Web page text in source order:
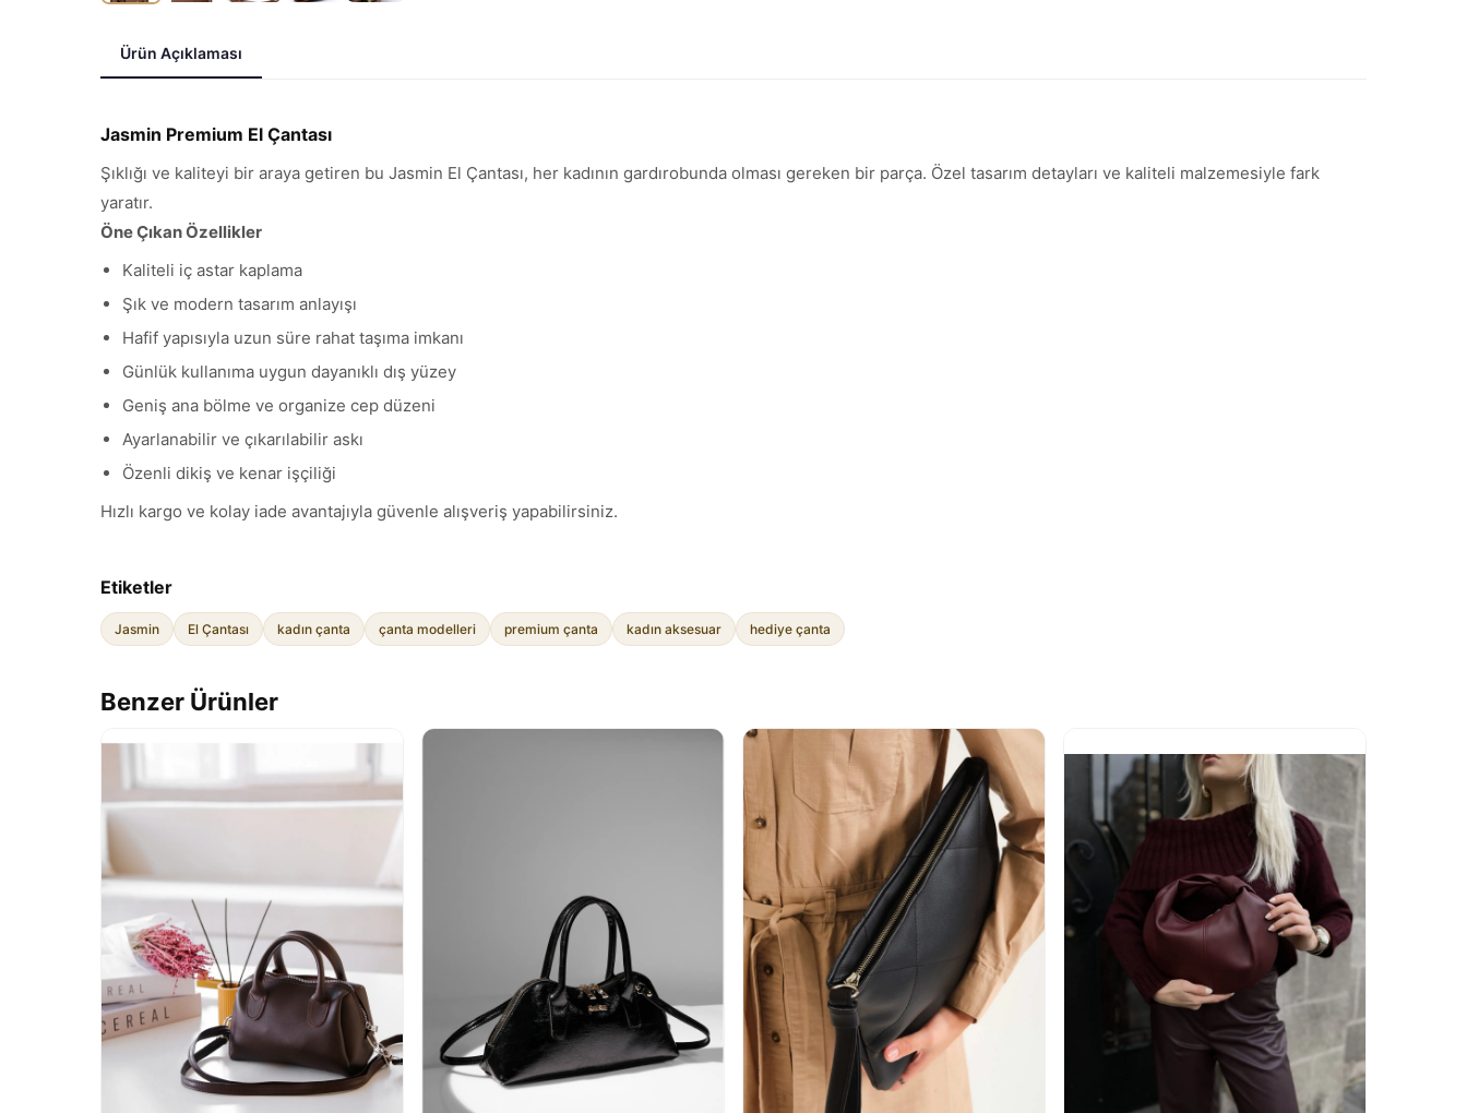
Ürün Açıklaması
Jasmin Premium El Çantası
Şıklığı ve kaliteyi bir araya getiren bu Jasmin El Çantası, her kadının gardırobunda olması gereken bir parça. Özel tasarım detayları ve kaliteli malzemesiyle fark
yaratır.
Öne Çıkan Özellikler
Kaliteli iç astar kaplama
Şık ve modern tasarım anlayışı
Hafif yapısıyla uzun süre rahat taşıma imkanı
Günlük kullanıma uygun dayanıklı dış yüzey
Geniş ana bölme ve organize cep düzeni
Ayarlanabilir ve çıkarılabilir askı
Özenli dikiş ve kenar işçiliği
Hızlı kargo ve kolay iade avantajıyla güvenle alışveriş yapabilirsiniz.
Etiketler
Jasmin El Çantası kadın çanta çanta modelleri premium çanta kadın aksesuar hediye çanta
Benzer Ürünler